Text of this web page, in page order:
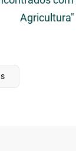
Agricultura"